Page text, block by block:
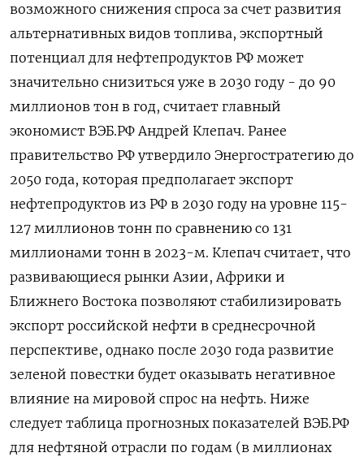
возможного снижения спроса за счет развития
альтернативных видов топлива, экспортный
потенциал для нефтепродуктов РФ может
значительно снизиться уже в 2030 году - до 90
миллионов тон в год, считает главный
экономист ВЭБ.РФ Андрей Клепач. Ранее
правительство РФ утвердило Энергостратегию до
2050 года, которая предполагает экспорт
нефтепродуктов из РФ в 2030 году на уровне 115-
127 миллионов тонн по сравнению со 131
миллионами тонн в 2023-м. Клепач считает, что
развивающиеся рынки Азии, Африки и
Ближнего Востока позволяют стабилизировать
экспорт российской нефти в среднесрочной
перспективе, однако после 2030 года развитие
зеленой повестки будет оказывать негативное
влияние на мировой спрос на нефть. Ниже
следует таблица прогнозных показателей ВЭБ.РФ
для нефтяной отрасли по годам (в миллионах